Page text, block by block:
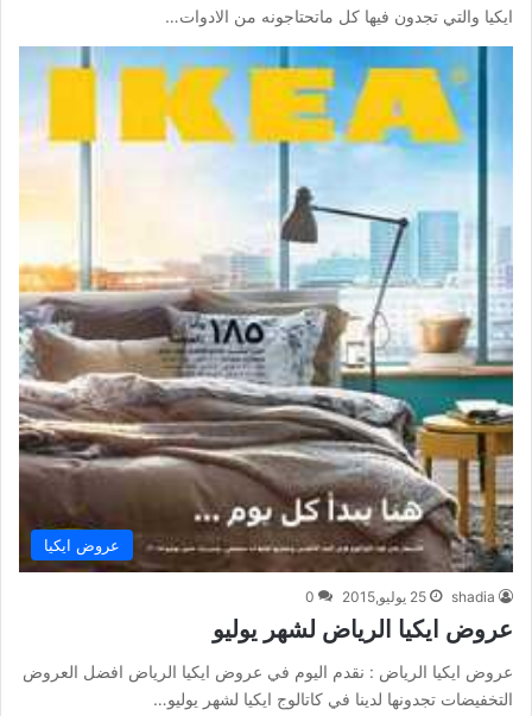
ايكيا والتي تجدون فيها كل ماتحتاجونه من الادوات…
عروض ايكيا
shadia 25 يوليو,2015 0
عروض ايكيا الرياض لشهر يوليو
عروض ايكيا الرياض : نقدم اليوم في عروض ايكيا الرياض افضل العروض
التخفيضات تجدونها لدينا في كاتالوج ايكيا لشهر يوليو…